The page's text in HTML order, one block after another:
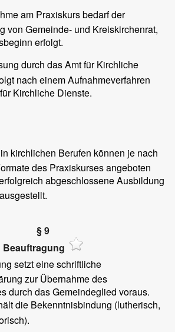
am Praxiskurs bedarf der
von Gemeinde- und Kreiskirchenrat,
erfolgt.
durch das Amt für Kirchliche
nach einem Aufnahmeverfahren
Kirchliche Dienste.
kirchlichen Berufen können je nach
des Praxiskurses angeboten
abgeschlossene Ausbildung
§ 9
Beauftragung
setzt eine schriftliche
zur Übernahme des
durch das Gemeindeglied voraus.
die Bekenntnisbindung (lutherisch,